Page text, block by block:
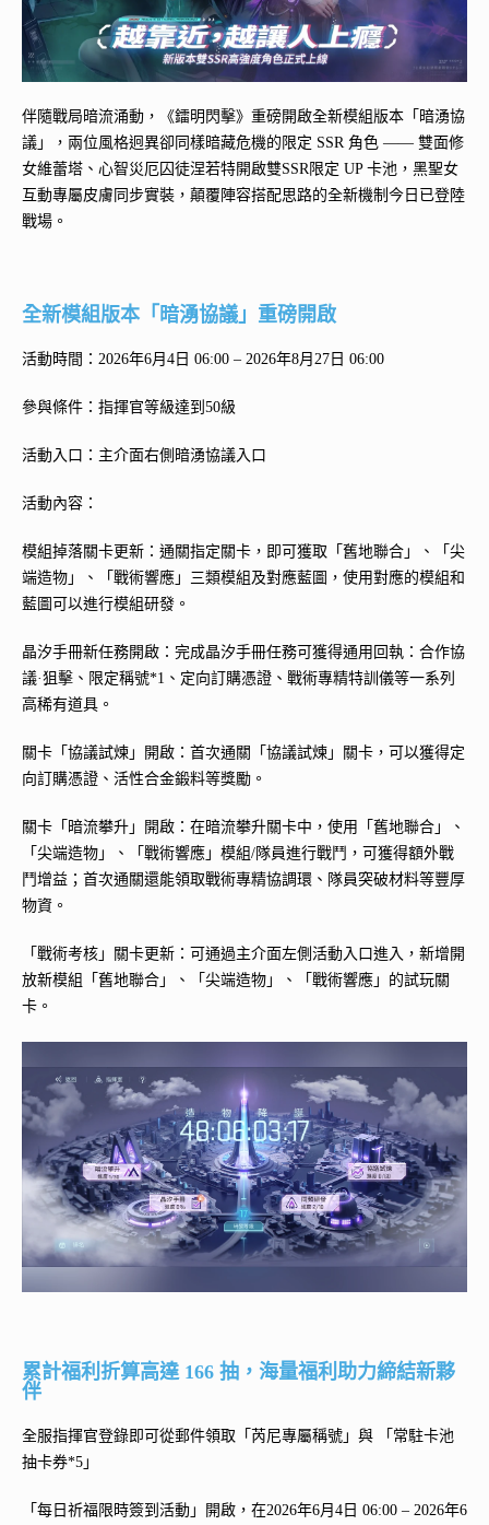
伴隨戰局暗流涌動，《鐳明閃擊》重磅開啟全新模組版本「暗湧協
議」，兩位風格迥異卻同樣暗藏危機的限定 SSR 角色 —— 雙面修
女維蕾塔、心智災厄囚徒涅若特開啟雙SSR限定 UP 卡池，黑聖女
互動專屬皮膚同步實裝，顛覆陣容搭配思路的全新機制今日已登陸
戰場。
全新模組版本「暗湧協議」重磅開啟
活動時間：2026年6月4日 06:00 – 2026年8月27日 06:00
參與條件：指揮官等級達到50級
活動入口：主介面右側暗湧協議入口
活動內容：
模組掉落關卡更新：通關指定關卡，即可獲取「舊地聯合」、「尖
端造物」、「戰術響應」三類模組及對應藍圖，使用對應的模組和
藍圖可以進行模組研發。
晶汐手冊新任務開啟：完成晶汐手冊任務可獲得通用回執：合作協
議·狙擊、限定稱號*1、定向訂購憑證、戰術專精特訓儀等一系列
高稀有道具。
關卡「協議試煉」開啟：首次通關「協議試煉」關卡，可以獲得定
向訂購憑證、活性合金鍛料等獎勵。
關卡「暗流攀升」開啟：在暗流攀升關卡中，使用「舊地聯合」、
「尖端造物」、「戰術響應」模組/隊員進行戰鬥，可獲得額外戰
鬥增益；首次通關還能領取戰術專精協調環、隊員突破材料等豐厚
物資。
「戰術考核」關卡更新：可通過主介面左側活動入口進入，新增開
放新模組「舊地聯合」、「尖端造物」、「戰術響應」的試玩關
卡。
累計福利折算高達 166 抽，海量福利助力締結新夥
伴
全服指揮官登錄即可從郵件領取「芮尼專屬稱號」與 「常駐卡池
抽卡券*5」
「每日祈福限時簽到活動」開啟，在2026年6月4日 06:00 – 2026年6